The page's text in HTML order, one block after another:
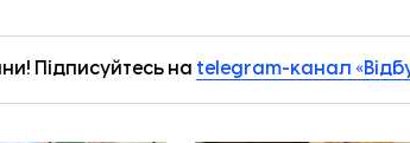
Підписуйтесь на telegram-канал